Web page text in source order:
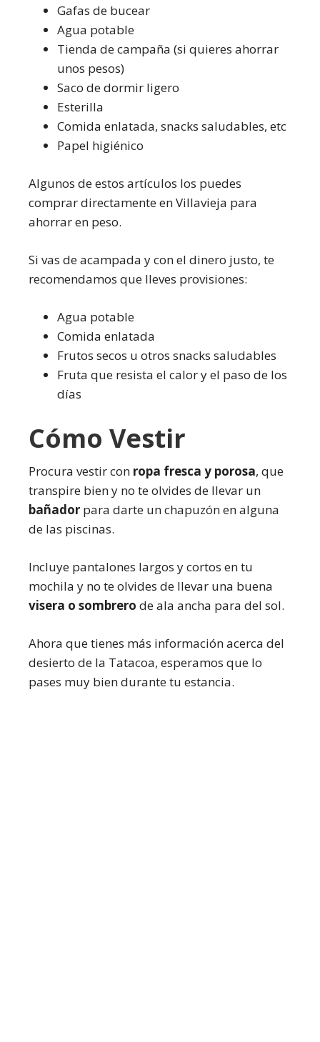
Gafas de bucear
Agua potable
Tienda de campaña (si quieres ahorrar
unos pesos)
Saco de dormir ligero
Esterilla
Comida enlatada, snacks saludables, etc
Papel higiénico
Algunos de estos artículos los puedes
comprar directamente en Villavieja para
ahorrar en peso.
Si vas de acampada y con el dinero justo, te
recomendamos que lleves provisiones:
Agua potable
Comida enlatada
Frutos secos u otros snacks saludables
Fruta que resista el calor y el paso de los
días
Cómo Vestir
Procura vestir con ropa fresca y porosa, que
transpire bien y no te olvides de llevar un
bañador para darte un chapuzón en alguna
de las piscinas.
Incluye pantalones largos y cortos en tu
mochila y no te olvides de llevar una buena
visera o sombrero de ala ancha para del sol.
Ahora que tienes más información acerca del
desierto de la Tatacoa, esperamos que lo
pases muy bien durante tu estancia.